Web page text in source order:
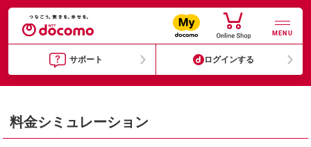
MENU
サポート ログインする
料金シミュレーション